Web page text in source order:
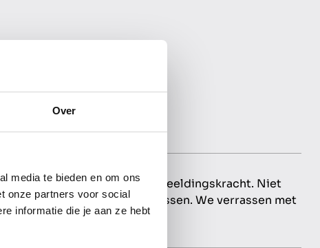
Over
media te bieden en om ons
onze partners voor social
informatie die je aan ze hebt
combineren strategie en verbeeldingskracht. Niet
te vallen, maar om op te lossen. We verrassen met
ideeën die werken.